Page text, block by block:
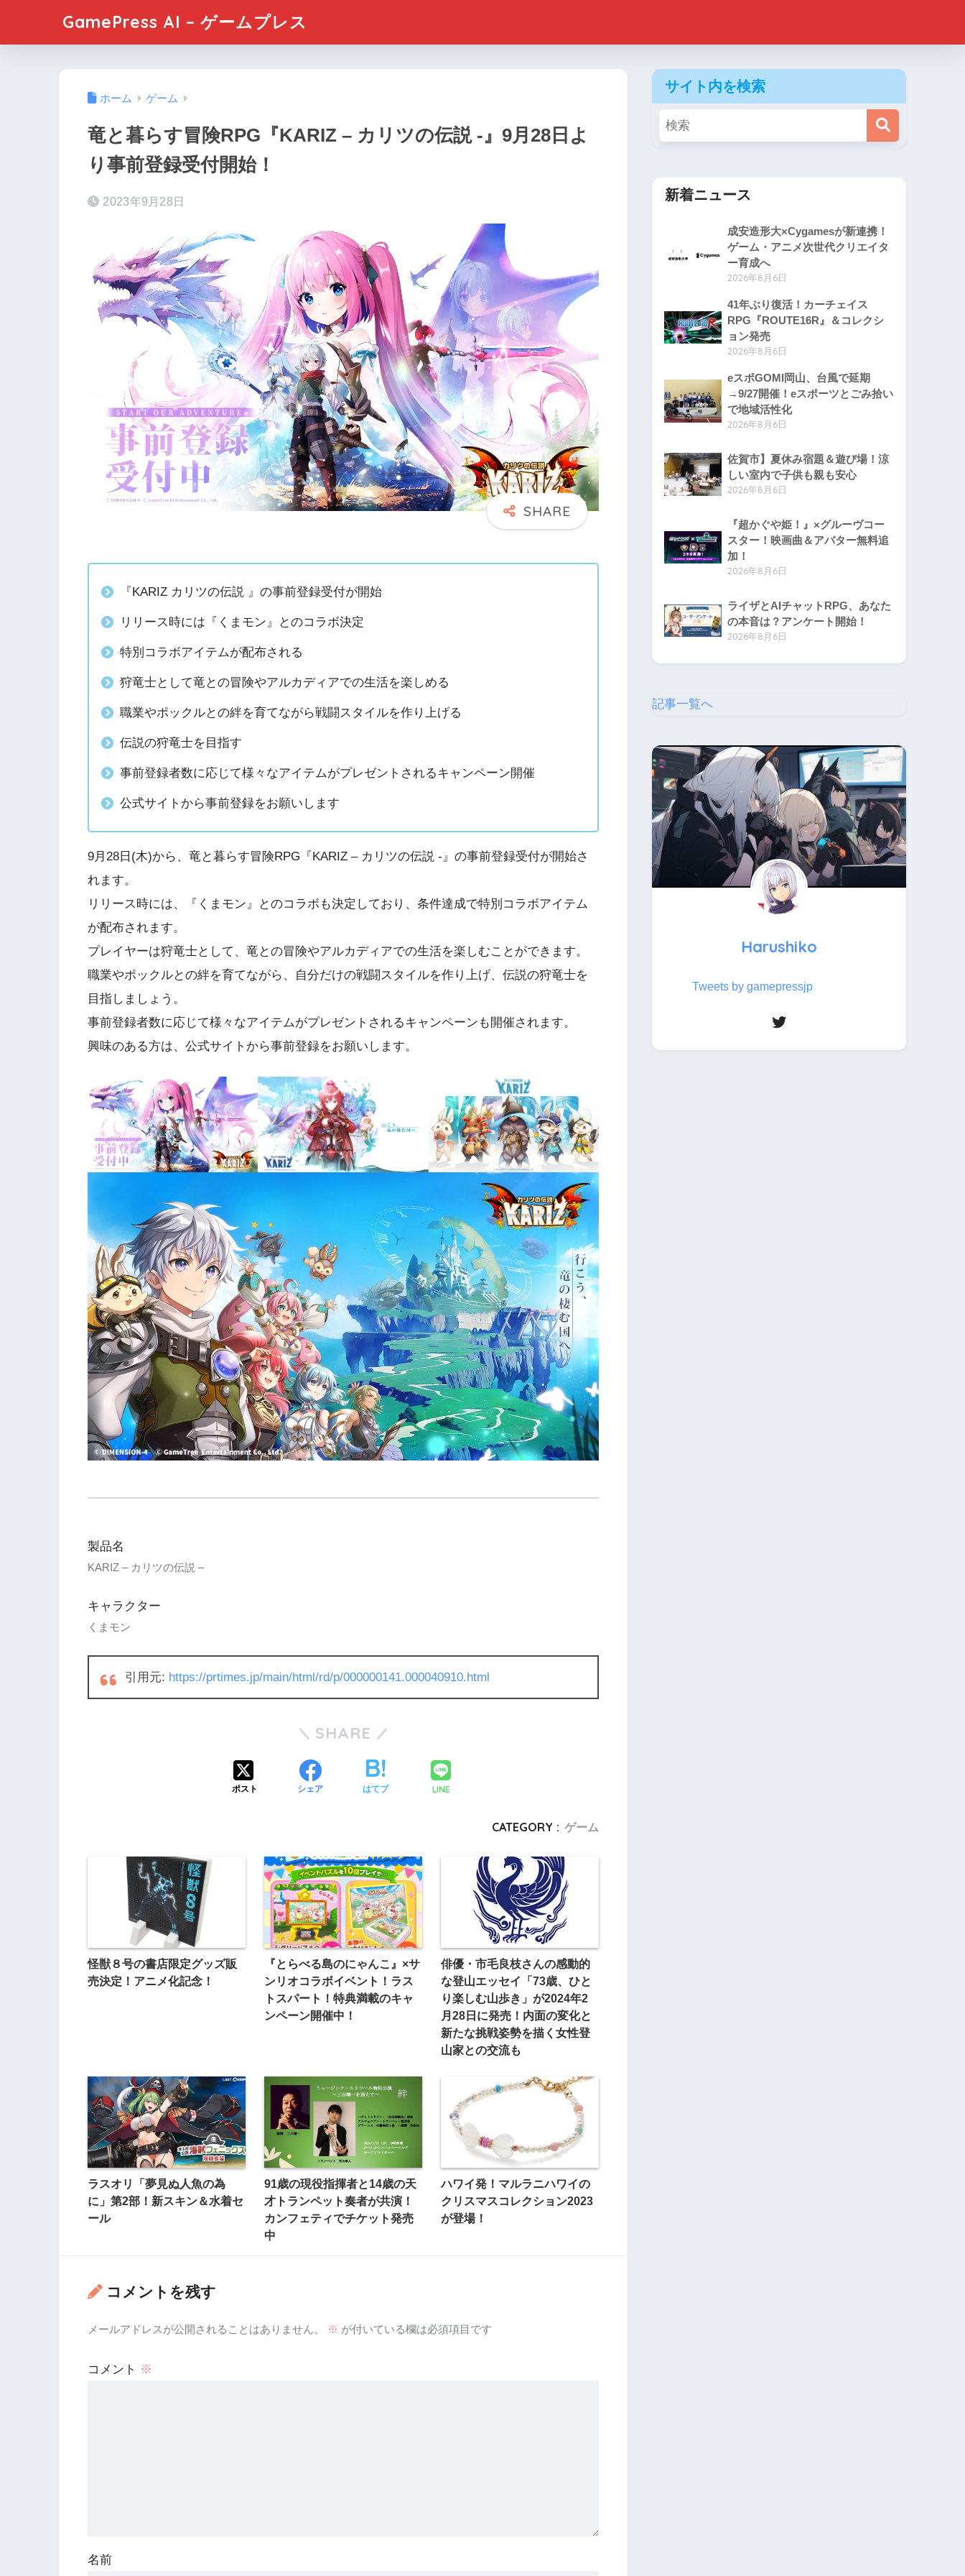
GamePress AI – ゲームプレス
ホーム ゲーム
竜と暮らす冒険RPG『KARIZ – カリツの伝説 -』9月28日よ
り事前登録受付開始！
2023年9月28日
『KARIZ カリツの伝説 』の事前登録受付が開始
リリース時には『くまモン』とのコラボ決定
特別コラボアイテムが配布される
狩竜士として竜との冒険やアルカディアでの生活を楽しめる
職業やポックルとの絆を育てながら戦闘スタイルを作り上げる
伝説の狩竜士を目指す
事前登録者数に応じて様々なアイテムがプレゼントされるキャンペーン開催
公式サイトから事前登録をお願いします
9月28日(木)から、竜と暮らす冒険RPG『KARIZ – カリツの伝説 -』の事前登録受付が開始さ
れます。
リリース時には、『くまモン』とのコラボも決定しており、条件達成で特別コラボアイテム
が配布されます。
プレイヤーは狩竜士として、竜との冒険やアルカディアでの生活を楽しむことができます。
職業やポックルとの絆を育てながら、自分だけの戦闘スタイルを作り上げ、伝説の狩竜士を
目指しましょう。
事前登録者数に応じて様々なアイテムがプレゼントされるキャンペーンも開催されます。
興味のある方は、公式サイトから事前登録をお願いします。
製品名
KARIZ – カリツの伝説 –
キャラクター
くまモン
引用元: https://prtimes.jp/main/html/rd/p/000000141.000040910.html
SHARE
ポスト シェア はてブ LINE
CATEGORY : ゲーム
怪獣８号の書店限定グッズ販
売決定！アニメ化記念！
『とらべる島のにゃんこ』×サ
ンリオコラボイベント！ラス
トスパート！特典満載のキャ
ンペーン開催中！
俳優・市毛良枝さんの感動的
な登山エッセイ「73歳、ひと
り楽しむ山歩き」が2024年2
月28日に発売！内面の変化と
新たな挑戦姿勢を描く女性登
山家との交流も
ラスオリ「夢見ぬ人魚の為
に」第2部！新スキン＆水着セ
ール
91歳の現役指揮者と14歳の天
才トランペット奏者が共演！
カンフェティでチケット発売
中
ハワイ発！マルラニハワイの
クリスマスコレクション2023
が登場！
コメントを残す
メールアドレスが公開されることはありません。 ※ が付いている欄は必須項目です
コメント ※
名前
サイト内を検索
新着ニュース
成安造形大×Cygamesが新連携！
ゲーム・アニメ次世代クリエイタ
ー育成へ
2026年8月6日
41年ぶり復活！カーチェイス
RPG『ROUTE16R』＆コレクシ
ョン発売
2026年8月6日
eスポGOMI岡山、台風で延期
→9/27開催！eスポーツとごみ拾い
で地域活性化
2026年8月6日
佐賀市】夏休み宿題＆遊び場！涼
しい室内で子供も親も安心
2026年8月6日
『超かぐや姫！』×グルーヴコー
スター！映画曲＆アバター無料追
加！
2026年8月6日
ライザとAIチャットRPG、あなた
の本音は？アンケート開始！
2026年8月6日
記事一覧へ
Harushiko
Tweets by gamepressjp